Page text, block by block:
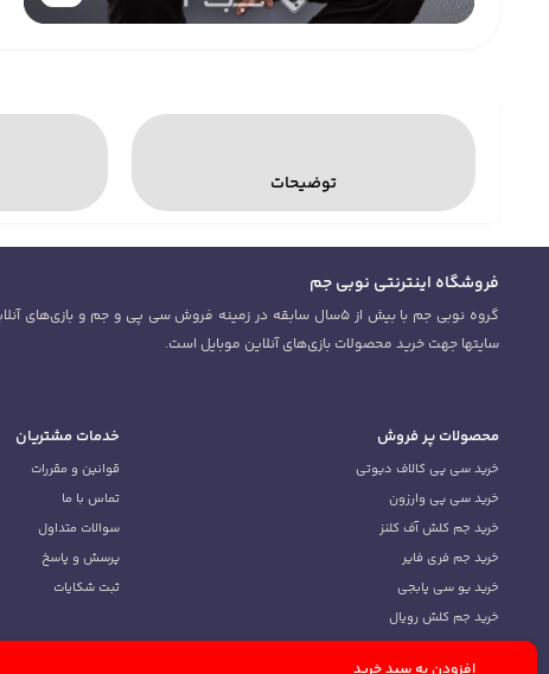
توضیحات
فروشگاه اینترنتی نوبی جم
سایتها جهت خرید محصولات بازی‌های آنلاین موبایل است.
محصولات پر فروش
خرید سی پی کالاف دیوتی
خرید سی پی وارزون
خرید جم کلش آف کلنز
خرید جم فری فایر
خرید یو سی پابجی
خرید جم کلش رویال
خرید سی پی
خدمات مشتریان
قوانین و مقررات
تماس با ما
سوالات متداول
پرسش و پاسخ
ثبت شکایات